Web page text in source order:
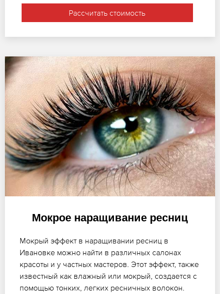
Рассчитать стоимость
Мокрое наращивание ресниц
Мокрый эффект в наращивании ресниц в
Ивановке можно найти в различных салонах
красоты и у частных мастеров. Этот эффект, также
известный как влажный или мокрый, создается с
помощью тонких, легких ресничных волокон.